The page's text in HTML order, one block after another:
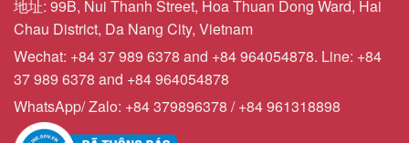
地址: 99B, Nui Thanh Street, Hoa Thuan Dong Ward, Hai
Chau District, Da Nang City, Vietnam
Wechat: +84 37 989 6378 and +84 964054878. Line: +84
37 989 6378 and +84 964054878
WhatsApp/ Zalo: +84 379896378 / +84 961318898